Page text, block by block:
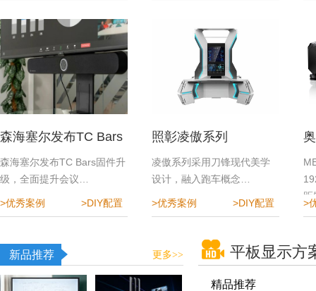
森海塞尔发布TC Bars
固件升级，全面提升会
议体验
森海塞尔发布TC Bars固件升
级，全面提升会议…
>优秀案例 >DIY配置
照彰凌傲系列
凌傲系列采用刀锋现代美学
设计，融入跑车概念…
>优秀案例 >DIY配置 >
新品推荐 更多>> 平板显示方
精品推荐